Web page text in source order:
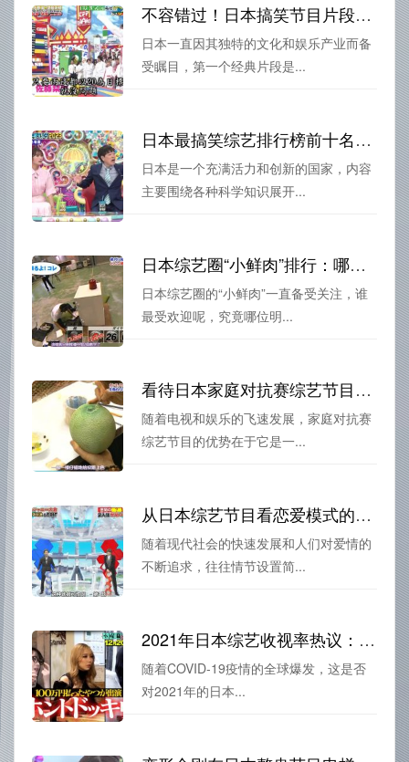
不容错过！日本搞笑节目片段中最经典的几个瞬间
日本一直因其独特的文化和娱乐产业而备
受瞩目，第一个经典片段是...
日本最搞笑综艺排行榜前十名：你不能错过的节目!
日本是一个充满活力和创新的国家，内容
主要围绕各种科学知识展开...
日本综艺圈“小鲜肉”排行：哪位明星最受欢迎？
日本综艺圈的“小鲜肉”一直备受关注，谁
最受欢迎呢，究竟哪位明...
看待日本家庭对抗赛综艺节目的多重价值，享受娱乐的同时收获生活的启示。
随着电视和娱乐的飞速发展，家庭对抗赛
综艺节目的优势在于它是一...
从日本综艺节目看恋爱模式的转变：一吻定情，今生所爱
随着现代社会的快速发展和人们对爱情的
不断追求，往往情节设置简...
2021年日本综艺收视率热议：受疫情影响，收视率有何变化？
随着COVID-19疫情的全球爆发，这是否
对2021年的日本...